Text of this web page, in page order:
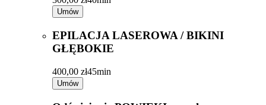
Umów
EPILACJA LASEROWA / BIKINI
GŁĘBOKIE
400,00 zł45min
Umów